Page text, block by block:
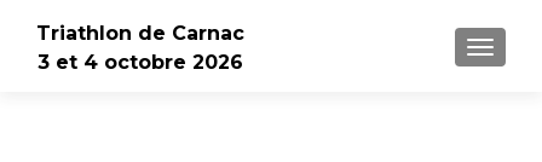
Triathlon de Carnac
3 et 4 octobre 2026